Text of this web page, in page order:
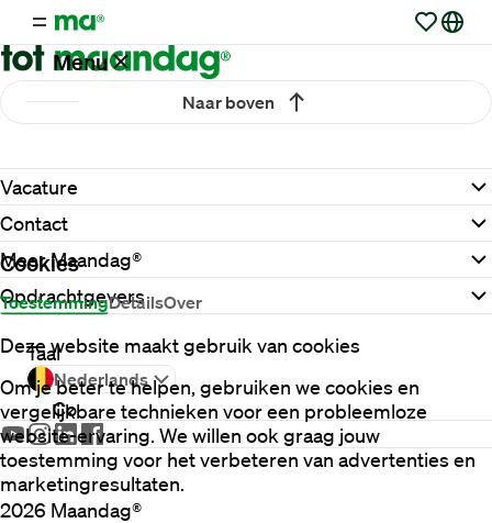
Menu
Werken
via
Maandag®
Opdrachtgevers
Contact
Cookies
ToestemmingDetailsOver
Deze website maakt gebruik van cookies
Om je beter te helpen, gebruiken we cookies en
vergelijkbare technieken voor een probleemloze
website-ervaring. We willen ook graag jouw
toestemming voor het verbeteren van advertenties en
marketingresultaten.
Naar boven
Vacature
Contact
Meer Maandag®
Opdrachtgevers
Taal
Nederlands
2026 Maandag®